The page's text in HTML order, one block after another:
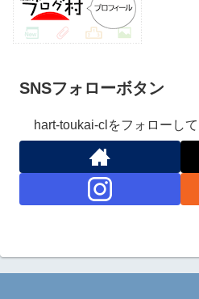
SNSフォローボタン
hart-toukai-clをフォローし